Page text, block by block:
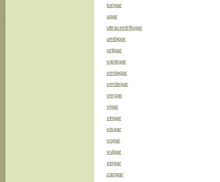
tungar
ugar
ultracentrifugar
umbigar
urtigar
variegar
veniagar
verdegar
vergar
vigar
vingar
visgar
vogar
vulgar
xingar
zangar